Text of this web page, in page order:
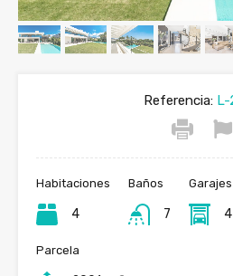
Referencia:L-
Habitaciones
4
Baños
7
Garajes
4
Parcela